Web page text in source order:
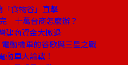
食物谷」直擊
十萬台商怎麼辦？
建商資金大撤退
動機車的谷歌與三星之戰
車大論戰！